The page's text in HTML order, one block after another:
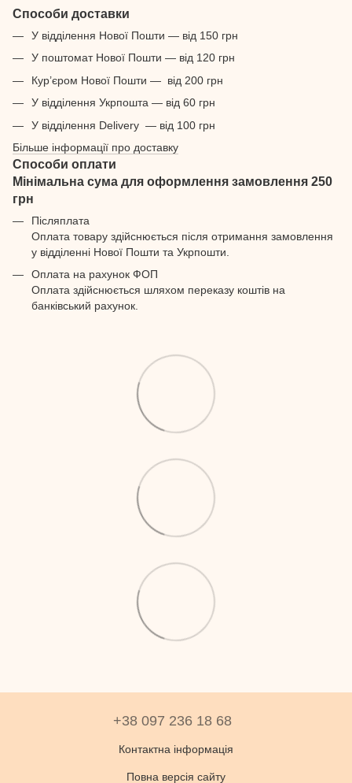
Способи доставки
У відділення Нової Пошти — від 150 грн
У поштомат Нової Пошти — від 120 грн
Кур’єром Нової Пошти — від 200 грн
У відділення Укрпошта — від 60 грн
У відділення Delivery — від 100 грн
Більше інформації про доставку
Способи оплати
Мінімальна сума для оформлення замовлення 250
грн
Післяплата
Оплата товару здійснюється після отримання замовлення
у відділенні Нової Пошти та Укрпошти.
Оплата на рахунок ФОП
Оплата здійснюється шляхом переказу коштів на
банківський рахунок.
+38 097 236 18 68
Контактна інформація
Повна версія сайту